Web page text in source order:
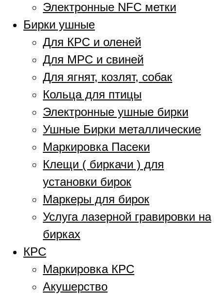
Электронные NFC метки
Бирки ушные
Для КРС и оленей
Для МРС и свиней
Для ягнят, козлят, собак
Кольца для птицы
Электронные ушные бирки
Ушные Бирки металлические
Маркировка Пасеки
Клещи ( биркачи ) для
установки бирок
Маркеры для бирок
Услуга лазерной гравировки на
бирках
КРС
Маркировка КРС
Акушерство